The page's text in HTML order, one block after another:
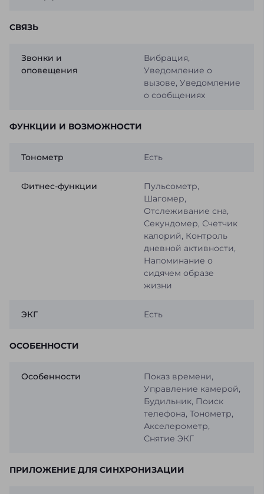
СВЯЗЬ
Звонки и
оповещения
Вибрация,
Уведомление о
вызове, Уведомление
о сообщениях
ФУНКЦИИ И ВОЗМОЖНОСТИ
Тонометр Есть
Фитнес-функции
Пульсометр,
Шагомер,
Отслеживание сна,
Секундомер, Счетчик
калорий, Контроль
дневной активности,
Напоминание о
сидячем образе
жизни
ЭКГ Есть
ОСОБЕННОСТИ
Особенности
Показ времени,
Управление камерой,
Будильник, Поиск
телефона, Тонометр,
Акселерометр,
Снятие ЭКГ
ПРИЛОЖЕНИЕ ДЛЯ СИНХРОНИЗАЦИИ